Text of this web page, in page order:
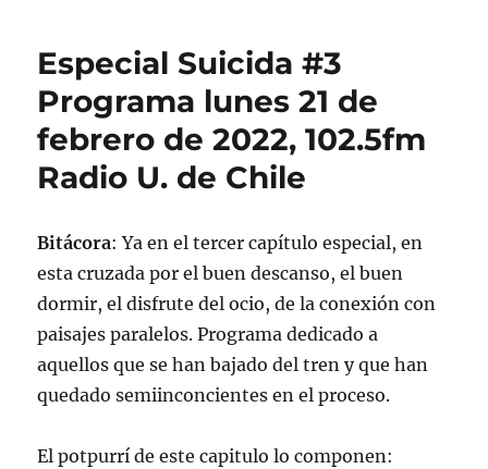
#3.
21
de
febrero
Especial Suicida #3
Programa lunes 21 de
febrero de 2022, 102.5fm
Radio U. de Chile
Bitácora: Ya en el tercer capítulo especial, en
esta cruzada por el buen descanso, el buen
dormir, el disfrute del ocio, de la conexión con
paisajes paralelos. Programa dedicado a
aquellos que se han bajado del tren y que han
quedado semiinconcientes en el proceso.
El potpurrí de este capitulo lo componen: